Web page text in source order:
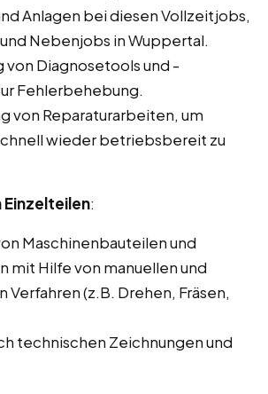
Anlagen bei diesen Vollzeitjobs,
Nebenjobs in Wuppertal.
von Diagnosetools und -
Fehlerbehebung.
von Reparaturarbeiten, um
wieder betriebsbereit zu
Einzelteilen:
Maschinenbauteilen und
mit Hilfe von manuellen und
Verfahren (z.B. Drehen, Fräsen,
technischen Zeichnungen und